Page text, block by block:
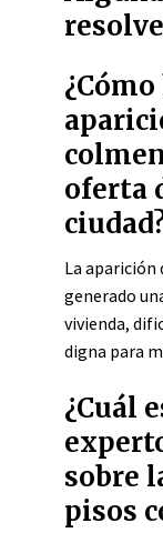
oferta
La aparición
generado
vivienda,
digna para
¿Cuál
sobre
pisos